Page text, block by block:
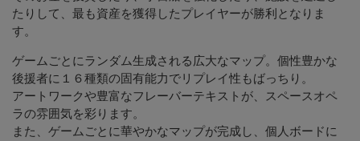
たりして、最も資産を獲得したプレイヤーが勝利となりま
す。
ゲームごとにランダム生成される広大なマップ。個性豊かな
後援者に１６種類の固有能力でリプレイ性もばっちり。
アートワークや豊富なフレーバーテキストが、スペースオペ
ラの雰囲気を彩ります。
また、ゲームごとに華やかなマップが完成し、個人ボードに